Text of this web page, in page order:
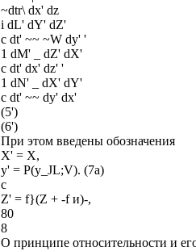
~dtr\ dx' dz
i dL' dY' dZ'
с dt' ~~ ~W dy' '
1 dM' _ dZ' dX'
с dt' dx' dz' '
1 dN' _ dX' dY'
с dt' ~~ dy' dx'
(5')
(6')
При этом введены обозначения
Х' = Х,
y' = P(y_JL;V). (7а)
с
Z' = f}(Z + -f и)-,
80
8
О принципе относительности и